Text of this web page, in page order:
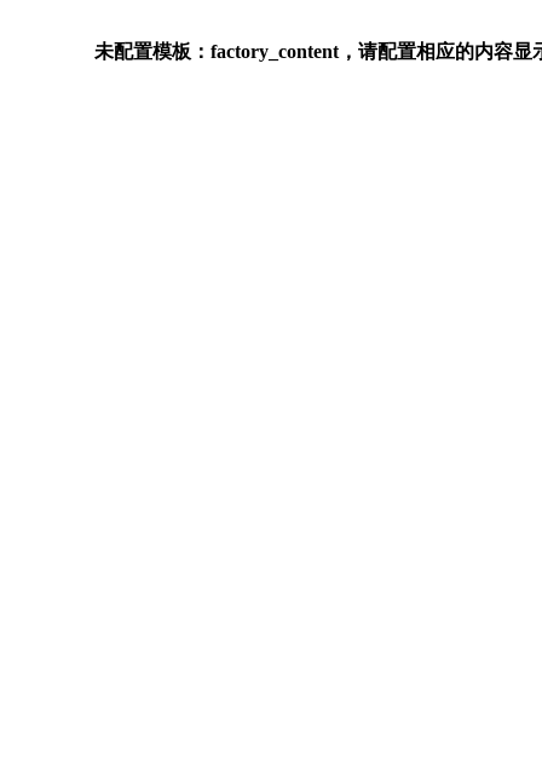
未配置模板：factory_content，请配置相应的内容显